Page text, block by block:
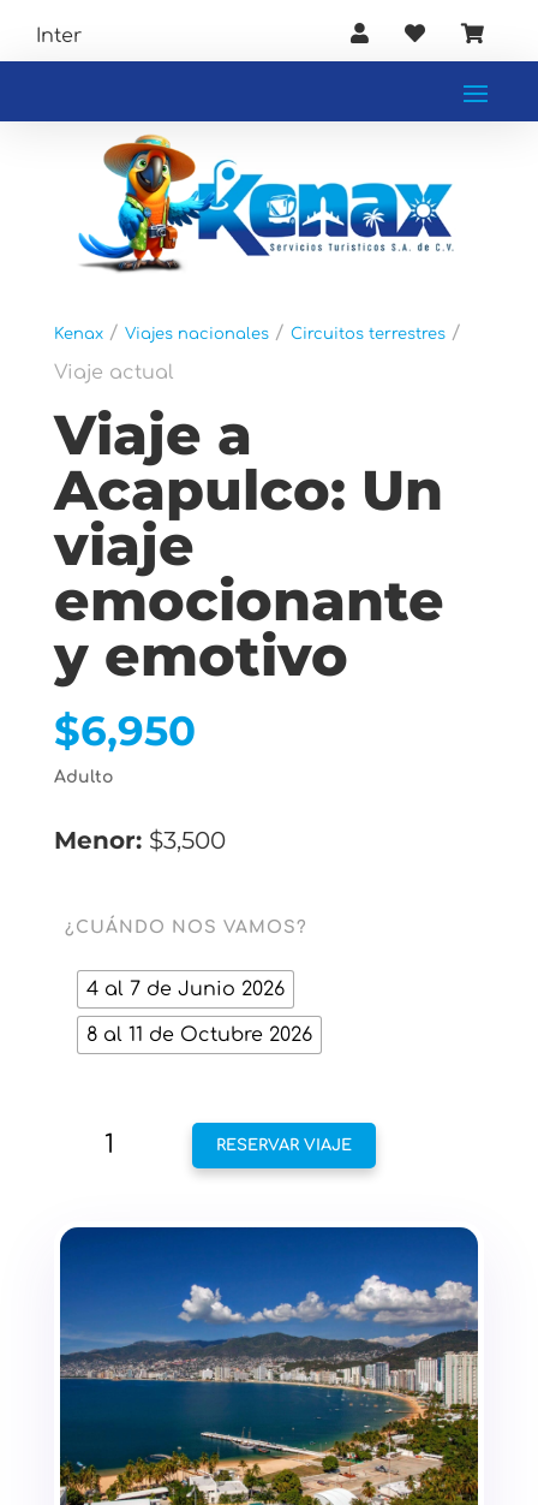
T   
Kenax/ Viajes nacionales/ Circuitos terrestres/
Viaje actual
Viaje a
Acapulco: Un
viaje
emocionante
y emotivo
$6,950
Adulto
Menor: $3,500
¿CUÁNDO NOS VAMOS?
4 al 7 de Junio 2026
8 al 11 de Octubre 2026
UN
Y
RESERVAR VIAJE